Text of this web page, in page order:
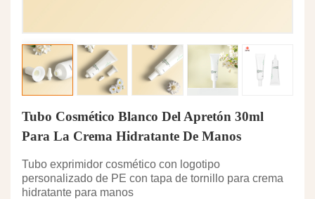
Tubo Cosmético Blanco Del Apretón 30ml
Para La Crema Hidratante De Manos
Tubo exprimidor cosmético con logotipo
personalizado de PE con tapa de tornillo para crema
hidratante para manos